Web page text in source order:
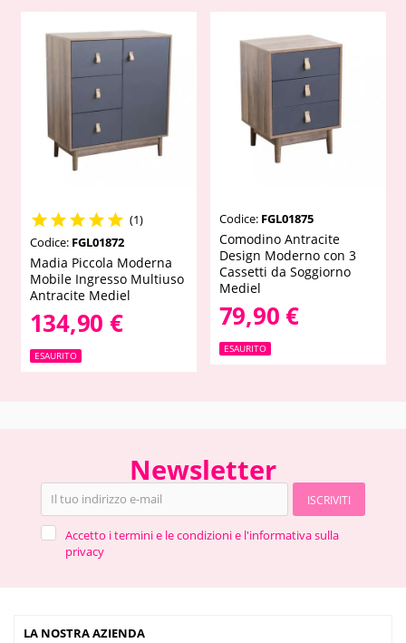
 (1)
Codice: FGL01872
Madia Piccola Moderna
Mobile Ingresso Multiuso
Antracite Mediel
134,90 €
ESAURITO
Codice: FGL01875
Comodino Antracite
Design Moderno con 3
Cassetti da Soggiorno
Mediel
79,90 €
ESAURITO
Newsletter
ISCRIVITI
Accetto i termini e le condizioni e l'informativa sulla
privacy
LA NOSTRA AZIENDA